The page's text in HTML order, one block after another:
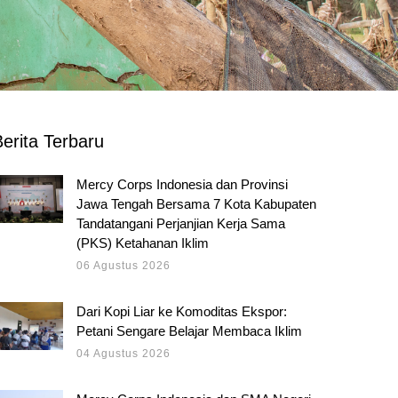
Terbaru
Mercy Corps Indonesia dan Provinsi
Jawa Tengah Bersama 7 Kota Kabupaten
Tandatangani Perjanjian Kerja Sama
(PKS) Ketahanan Iklim
06 Agustus 2026
Dari Kopi Liar ke Komoditas Ekspor:
Petani Sengare Belajar Membaca Iklim
04 Agustus 2026